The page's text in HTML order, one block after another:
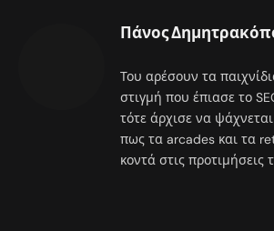
Πάνος
Του αρέσουν τα
στιγμή που έπιασε το
τότε άρχισε να
πως τα arcades και τα
κοντά στις προτιμήσεις